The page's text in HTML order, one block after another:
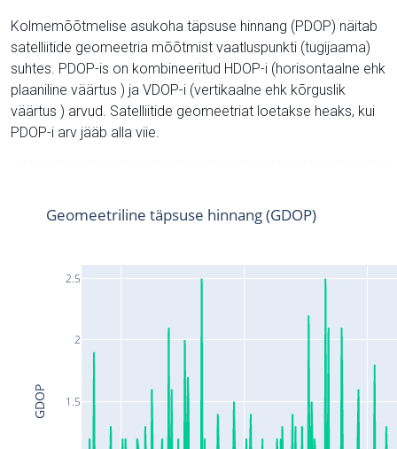
Kolmemõõtmelise asukoha täpsuse hinnang (PDOP) näitab
satelliitide geomeetria mõõtmist vaatluspunkti (tugijaama)
suhtes. PDOP-is on kombineeritud HDOP-i (horisontaalne ehk
plaaniline väärtus ) ja VDOP-i (vertikaalne ehk kõrguslik
väärtus ) arvud. Satelliitide geomeetriat loetakse heaks, kui
PDOP-i arv jääb alla viie.
1.5
2
2.5
Geomeetriline täpsuse hinnang (GDOP)
GDOP